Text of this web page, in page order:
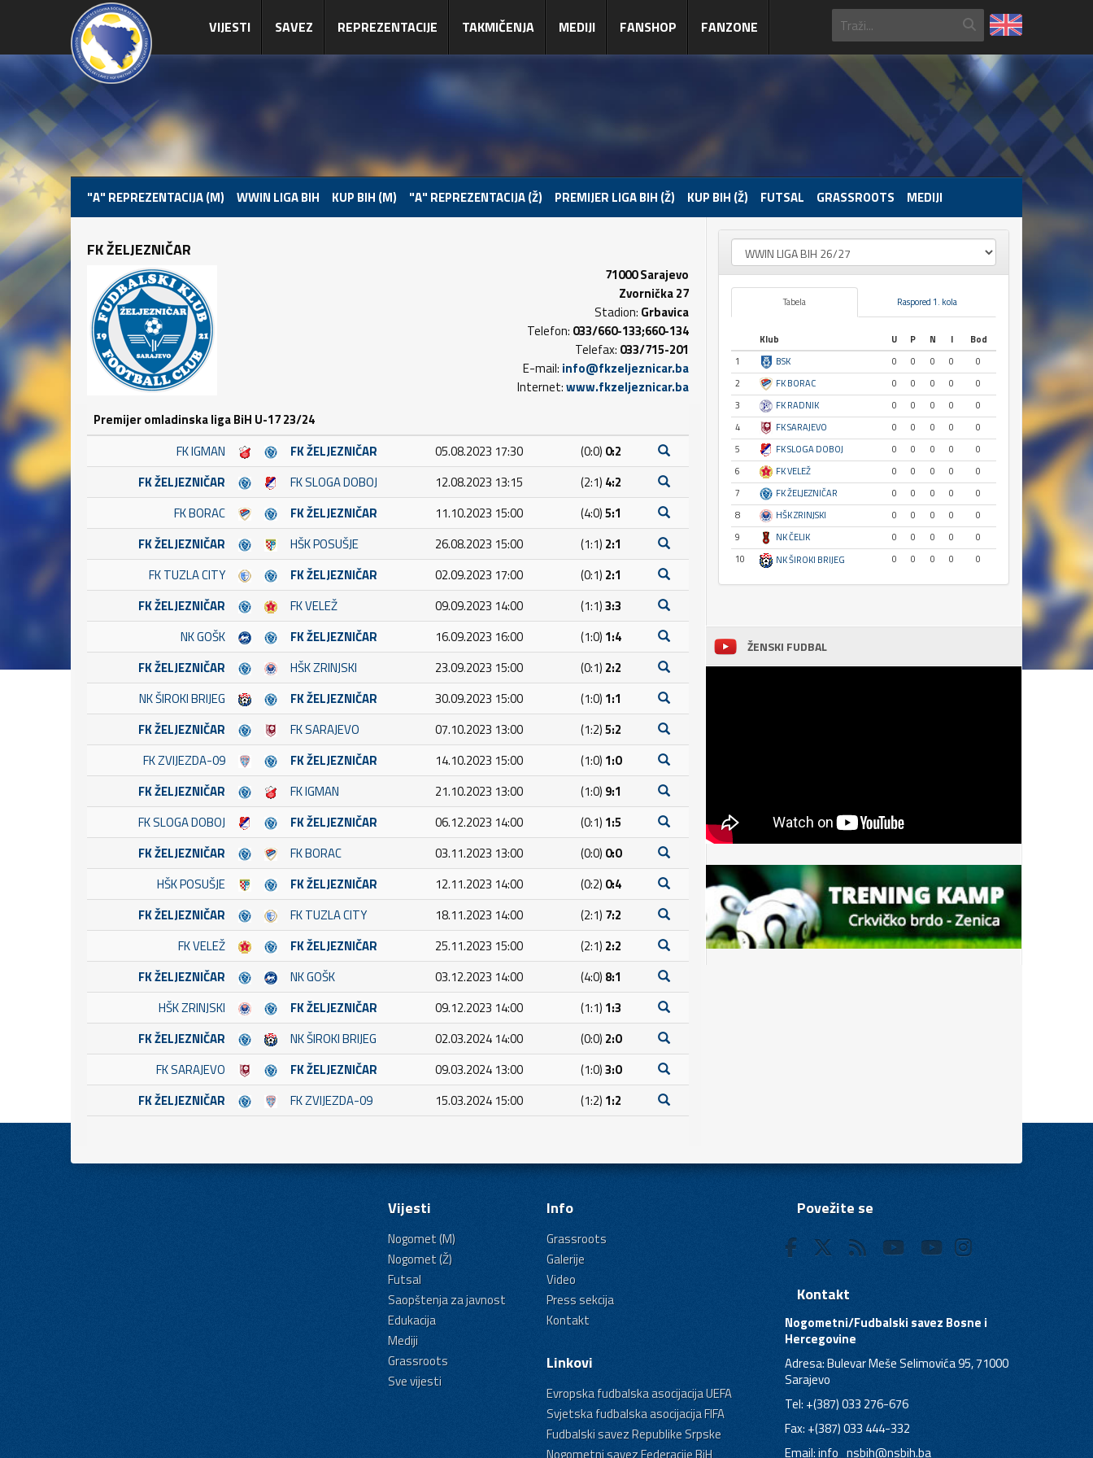
VIJESTI SAVEZ REPREZENTACIJE TAKMIČENJA MEDIJI FANSHOP FANZONE
"A" REPREZENTACIJA (M) WWIN LIGA BIH KUP BIH (M) "A" REPREZENTACIJA (Ž) PREMIJER LIGA BIH (Ž) KUP BIH (Ž) FUTSAL GRASSROOTS MEDIJI
FK ŽELJEZNIČAR
71000 Sarajevo
Zvornička 27
Stadion: Grbavica
Telefon: 033/660-133;660-134
Telefax: 033/715-201
E-mail: info@fkzeljeznicar.ba
Internet:www.fkzeljeznicar.ba
Premijer omladinska liga BiH U-17 23/24
FK IGMAN
FK ŽELJEZNIČAR 05.08.2023 17:30 (0:0) 0:2
FK ŽELJEZNIČAR
FK SLOGA DOBOJ 12.08.2023 13:15 (2:1) 4:2
FK BORAC
FK ŽELJEZNIČAR 11.10.2023 15:00 (4:0)5:1
FK ŽELJEZNIČAR
HŠK POSUŠJE 26.08.2023 15:00 (1:1) 2:1
FK TUZLA CITY
FK ŽELJEZNIČAR 02.09.2023 17:00 (0:1) 2:1
FK ŽELJEZNIČAR
FK VELEŽ 09.09.2023 14:00 (1:1)3:3
NK GOŠK
FK ŽELJEZNIČAR 16.09.2023 16:00 (1:0) 1:4
FK ŽELJEZNIČAR
HŠK ZRINJSKI 23.09.2023 15:00 (0:1) 2:2
NK ŠIROKI BRIJEG
FK ŽELJEZNIČAR 30.09.2023 15:00 (1:0) 1:1
FK ŽELJEZNIČAR
FK SARAJEVO 07.10.2023 13:00 (1:2)5:2
FK ZVIJEZDA-09
FK ŽELJEZNIČAR 14.10.2023 15:00 (1:0) 1:0
FK ŽELJEZNIČAR
FK IGMAN 21.10.2023 13:00 (1:0) 9:1
FK SLOGA DOBOJ
FK ŽELJEZNIČAR 06.12.2023 14:00 (0:1) 1:5
FK ŽELJEZNIČAR
FK BORAC 03.11.2023 13:00 (0:0) 0:0
HŠK POSUŠJE
FK ŽELJEZNIČAR 12.11.2023 14:00 (0:2) 0:4
FK ŽELJEZNIČAR
FK TUZLA CITY 18.11.2023 14:00 (2:1) 7:2
FK VELEŽ
FK ŽELJEZNIČAR 25.11.2023 15:00 (2:1) 2:2
FK ŽELJEZNIČAR
NK GOŠK 03.12.2023 14:00 (4:0) 8:1
HŠK ZRINJSKI
FK ŽELJEZNIČAR 09.12.2023 14:00 (1:1) 1:3
FK ŽELJEZNIČAR
NK ŠIROKI BRIJEG 02.03.2024 14:00 (0:0) 2:0
FK SARAJEVO
FK ŽELJEZNIČAR 09.03.2024 13:00 (1:0)3:0
FK ŽELJEZNIČAR
FK ZVIJEZDA-09 15.03.2024 15:00 (1:2) 1:2
Tabela Raspored 1. kola
Klub U P N I
Bod
1
BSK 0 0 0 0
0
2
FK BORAC 0 0 0 0
0
3
FK RADNIK 0 0 0 0
0
4
FK SARAJEVO 0 0 0 0
0
5
FK SLOGA DOBOJ 0 0 0 0
0
6
FK VELEŽ 0 0 0 0
0
7
FK ŽELJEZNIČAR 0 0 0 0
0
8
HŠK ZRINJSKI 0 0 0 0
0
9
NK ČELIK 0 0 0 0
0
10
NK ŠIROKI BRIJEG 0 0 0 0 0
ŽENSKI FUDBAL
Vijesti
Nogomet (M)
Nogomet (Ž)
Futsal
Saopštenja za javnost
Edukacija
Mediji
Grassroots
Sve vijesti
Info
Grassroots
Galerije
Video
Press sekcija
Kontakt
Linkovi
Evropska fudbalska asocijacija UEFA
Svjetska fudbalska asocijacija FIFA
Fudbalski savez Republike Srpske
Povežite se
Kontakt
Nogometni/Fudbalski savez Bosne i
Hercegovine
Adresa: Bulevar Meše Selimovića 95, 71000
Sarajevo
Tel: +(387) 033 276-676
Fax: +(387) 033 444-332
Email:info_nsbih@nsbih.ba